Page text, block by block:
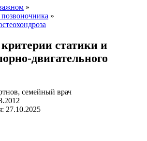
»
»
статики и
двигательного
семейный врач
27.10.2025